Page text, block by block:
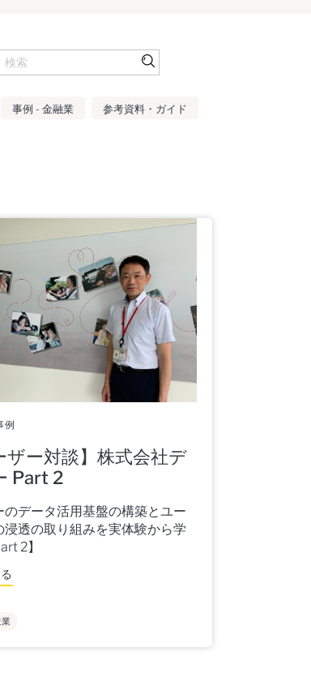
事例 - 金融業 参考資料・ガイド
例
ザー対談】株式会社デ
Part 2
のデータ活用基盤の構築とユー
浸透の取り組みを実体験から学
2】
業